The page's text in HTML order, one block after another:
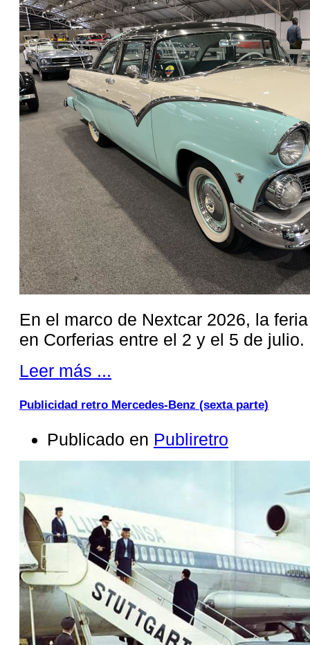
En el marco de Nextcar 2026, la
en Corferias entre el 2 y el 5 de julio.
Leer más ...
Publicidad retro Mercedes-Benz (sexta parte)
Publicado en Publiretro